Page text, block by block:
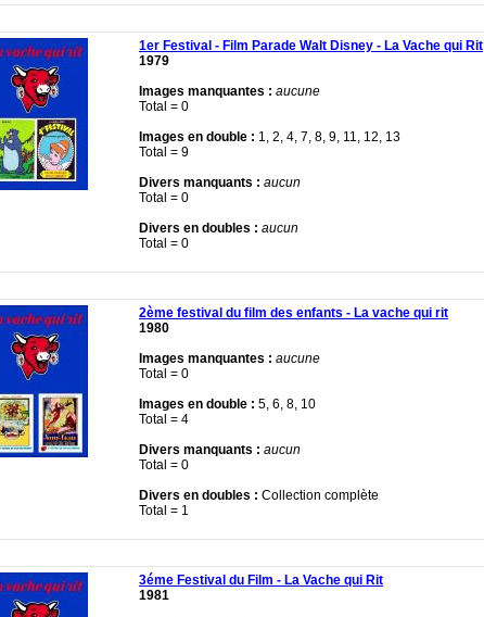
1er Festival - Film Parade Walt Disney - La Vache qui Rit
1979
Images manquantes : aucune
Total = 0
Images en double : 1, 2, 4, 7, 8, 9, 11, 12, 13
Total = 9
Divers manquants : aucun
Total = 0
Divers en doubles : aucun
Total = 0
2ème festival du film des enfants - La vache qui rit
1980
Images manquantes : aucune
Total = 0
Images en double : 5, 6, 8, 10
Total = 4
Divers manquants : aucun
Total = 0
Divers en doubles : Collection complète
Total = 1
3éme Festival du Film - La Vache qui Rit
1981